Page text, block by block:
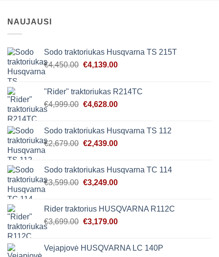
NAUJAUSI
Sodo traktoriukas Husqvarna TS 215T
€4,450.00 Original
€4,450.00.
€4,139.00Current
€4,139.00.
"Rider" traktoriukas R214TC
€4,999.00 Original
€4,999.00.
€4,628.00Current
€4,628.00.
Sodo traktoriukas Husqvarna TS 112
€2,679.00 Original
€2,679.00.
€2,439.00Current
€2,439.00.
Sodo traktoriukas Husqvarna TC 114
€3,599.00 Original
€3,599.00.
€3,249.00Current
€3,249.00.
Rider traktorius HUSQVARNA R112C
€3,699.00 Original
€3,699.00.
€3,179.00Current
€3,179.00.
Vejapjovė HUSQVARNA LC 140P